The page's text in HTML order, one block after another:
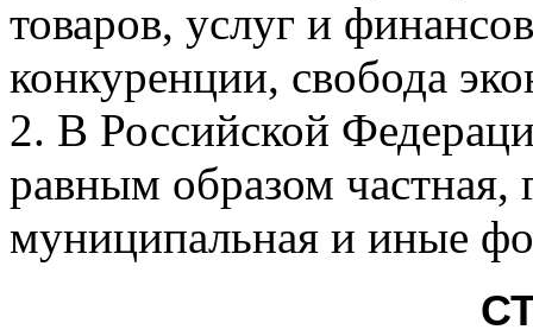
товаров, услуг и
конкуренции, свобода
2. В Российской
равным образом частная,
муниципальная и иные